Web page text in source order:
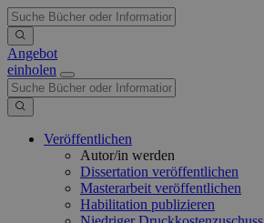
Angebot
einholen
Veröffentlichen
Autor/in werden
Dissertation veröffentlichen
Masterarbeit veröffentlichen
Habilitation publizieren